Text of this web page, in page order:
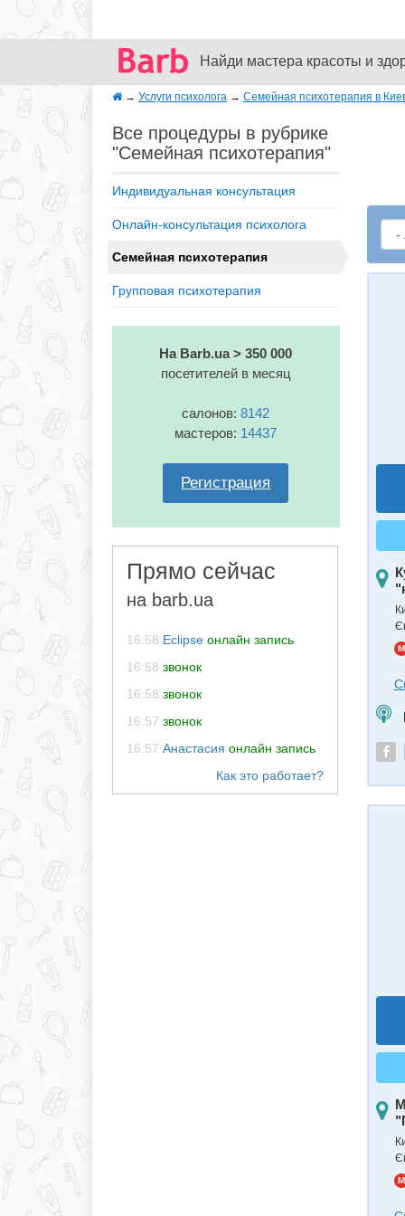
Найди мастера красоты и
→ Услуги психолога → Семейная психотерапия в
Все процедуры в рубрике
"Семейная психотерапия"
Индивидуальная консультация
Онлайн-консультация психолога
Семейная психотерапия
Групповая психотерапия
На Barb.ua > 350 000
посетителей в месяц
салонов:8142
мастеров: 14437
Регистрация
Прямо сейчас
на barb.ua
16:58 Eclipse онлайн запись
16:58 звонок
16:58 звонок
16:57 звонок
16:57 Анастасия онлайн запись
M
M